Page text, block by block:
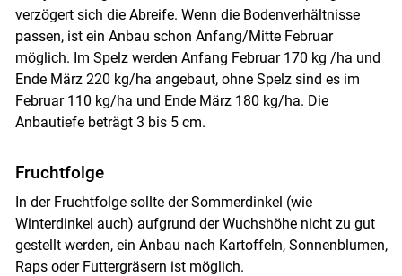
Skip to main content
verzögert sich die Abreife. Wenn die Bodenverhältnisse
passen, ist ein Anbau schon Anfang/Mitte Februar
möglich. Im Spelz werden Anfang Februar 170 kg /ha und
Ende März 220 kg/ha angebaut, ohne Spelz sind es im
Februar 110 kg/ha und Ende März 180 kg/ha. Die
Anbautiefe beträgt 3 bis 5 cm.
Fruchtfolge
In der Fruchtfolge sollte der Sommerdinkel (wie
Winterdinkel auch) aufgrund der Wuchshöhe nicht zu gut
gestellt werden, ein Anbau nach Kartoffeln, Sonnenblumen,
Raps oder Futtergräsern ist möglich.